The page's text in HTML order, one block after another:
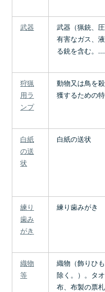
武器
武器（猟銃、圧
有害なガス、
る銃を含む。....
狩猟
用ラ
ンプ
動物又は鳥を
獲するための
白紙
の送
状
白紙の送状
練り
歯み
がき
練り歯みがき
織物
等
織物（飾りひ
除く。）。タ
布、布製の票